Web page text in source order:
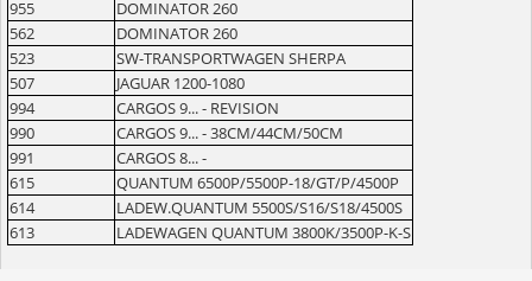
955
DOMINATOR 260
562
DOMINATOR 260
523
SW-TRANSPORTWAGEN SHERPA
507
JAGUAR 1200-1080
994
CARGOS 9... - REVISION
990
CARGOS 9... - 38CM/44CM/50CM
991
CARGOS 8... -
615
QUANTUM 6500P/5500P-18/GT/P/4500P
614
LADEW.QUANTUM 5500S/S16/S18/4500S
613
LADEWAGEN QUANTUM 3800K/3500P-K-S